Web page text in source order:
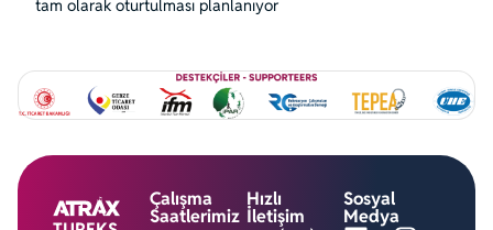
tam olarak oturtulması planlanıyor
Çalışma
Saatlerimiz
Hızlı
İletişim
Sosyal
Medya